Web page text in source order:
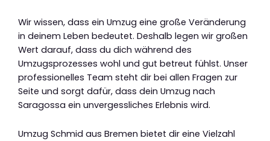
Wir wissen, dass ein Umzug eine große Veränderung
in deinem Leben bedeutet. Deshalb legen wir großen
Wert darauf, dass du dich während des
Umzugsprozesses wohl und gut betreut fühlst. Unser
professionelles Team steht dir bei allen Fragen zur
Seite und sorgt dafür, dass dein Umzug nach
Saragossa ein unvergessliches Erlebnis wird.
Umzug Schmid aus Bremen bietet dir eine Vielzahl